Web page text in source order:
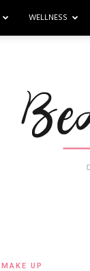
WELLNESS
MAKE UP